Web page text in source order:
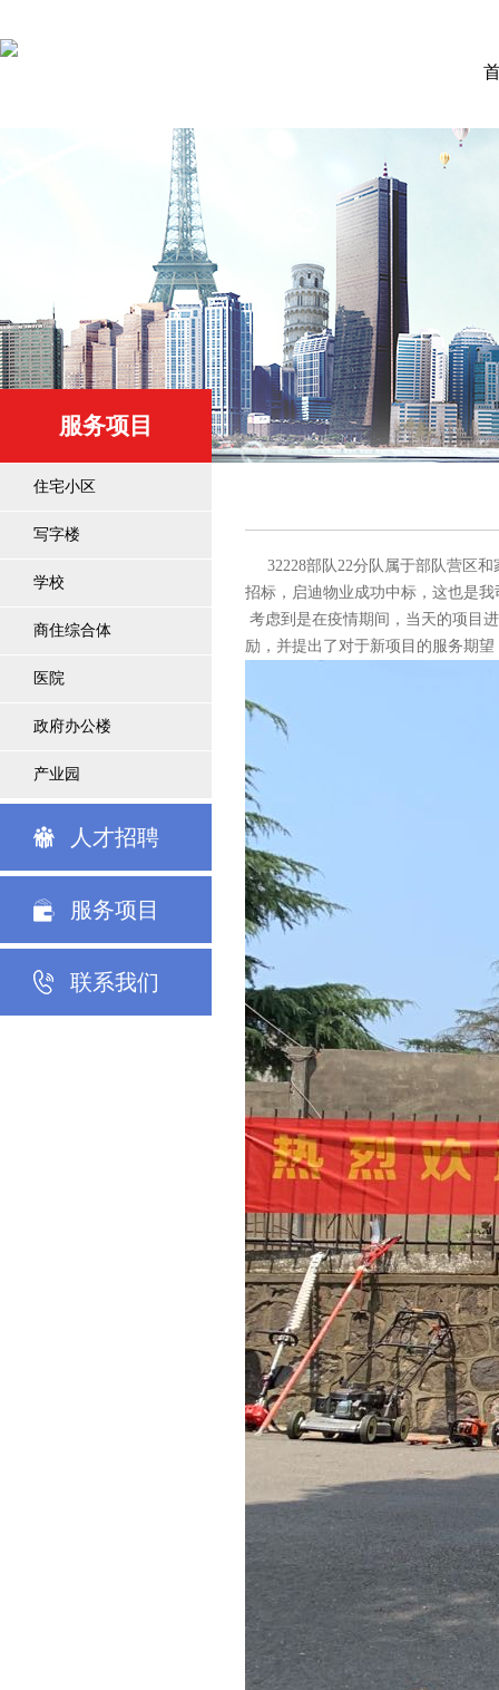
服务项目
住宅小区
写字楼
学校
商住综合体
医院
政府办公楼
产业园
人才招聘
服务项目
联系我们
32228部队22分队属于部队营区和
招标，启迪物业成功中标，这也是
考虑到是在疫情期间，当天的项目
励，并提出了对于新项目的服务期